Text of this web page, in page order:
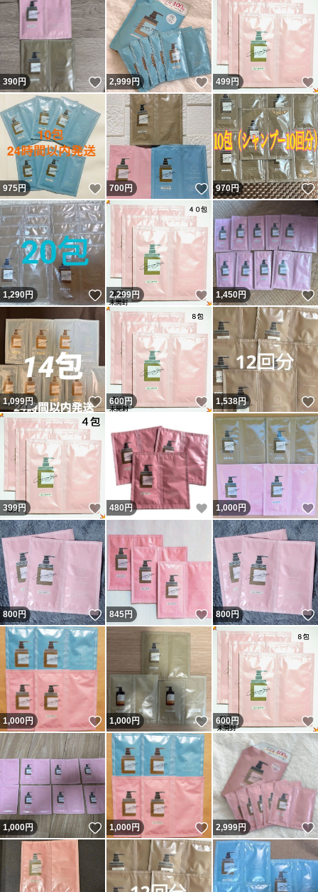
390円 いいね！
2,999円 いいね！
499円
975円 いいね！
700円 いいね！
970円
1,290円 いいね！
2,299円 いいね！
1,450円
1,099円 いいね！
600円 いいね！
1,538円
399円 いいね！
480 円 いいね！
1,000円
800円 いいね！
845円 いいね！
800円
1,000円 いいね！
1,000円 いいね！
600円
1,000円 いいね！
1,000円 いいね！
2,999円